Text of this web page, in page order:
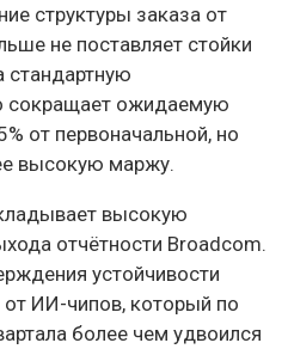
структуры заказа от
не поставляет стойки
стандартную
сокращает ожидаемую
от первоначальной, но
высокую маржу.
высокую
отчётности Broadcom.
устойчивости
от ИИ-чипов, который по
более чем удвоился